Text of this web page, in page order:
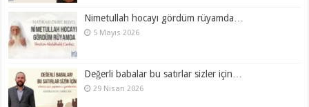
Nimetullah hocayı gördüm rüyamda…
5 Mayıs 2026
Değerli babalar bu satırlar sizler için…
29 Nisan 2026